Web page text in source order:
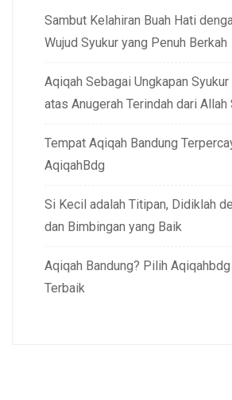
Sambut Kelahiran Buah Hati
Wujud Syukur yang Penuh Berkah
Aqiqah Sebagai Ungkapan Syukur
atas Anugerah Terindah dari Allah
Tempat Aqiqah Bandung
AqiqahBdg
Si Kecil adalah Titipan, Didiklah
dan Bimbingan yang Baik
Aqiqah Bandung? Pilih
Terbaik